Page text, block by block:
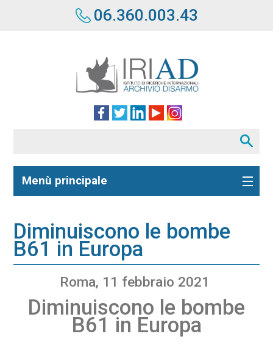
06.360.003.43
Menù principale
Diminuiscono le bombe
B61 in Europa
Roma, 11 febbraio 2021
Diminuiscono le bombe
B61 in Europa